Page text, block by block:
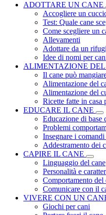
ADOTTARE UN CANE
Accogliere un
Test: Quale cane
Come scegliere un
Allevamenti
Adottare da un
Idee di nomi per
ALIMENTAZIONE
Il cane può
Alimentazione del
Alimentazione del
Ricette fatte in casa
EDUCARE IL CANE
Educazione di base
Problemi
Insegnare i comandi
Addestramento dei
CAPIRE IL CANE
Linguaggio del cane
Personalità e
Comportamento del
Comunicare con il
VIVERE CON UN
Giochi per cani